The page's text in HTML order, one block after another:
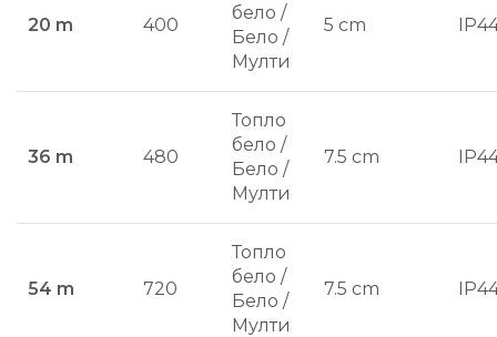
20 m 400
бело /
Бело /
Мулти
5 cm
36 m 480
Топло
бело /
Бело /
Мулти
7.5 cm
54 m 720
Топло
бело /
Бело /
Мулти
7.5 cm